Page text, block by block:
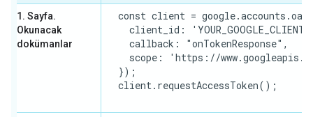
1. Sayfa.
Okunacak
dokümanlar
const client =
client_id:
    callback: "onTokenResponse",
scope: 'https://
  });
  client.requestAccessToken();